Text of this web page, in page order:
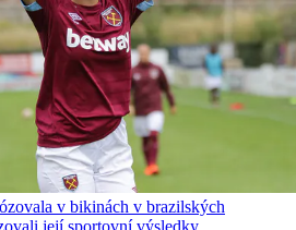
v bikinách v brazilských